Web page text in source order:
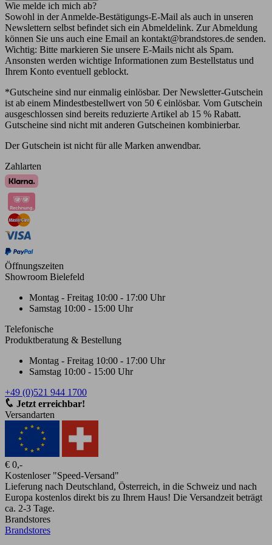
Wie melde ich mich ab?
Sowohl in der Anmelde-Bestätigungs-E-Mail als auch in unseren
Newslettern selbst befindet sich ein Abmeldelink. Zur Abmeldung
können Sie uns auch eine Email an kontakt@brandstores.de senden.
Wichtig: Bitte markieren Sie unsere E-Mails nicht als Spam.
Ansonsten werden wichtige Informationen zum Bestellstatus und
Ihrem Konto eventuell geblockt.
*Gutscheine sind nur einmalig einlösbar. Der Newsletter-Gutschein
ist ab einem Mindestbestellwert von 50 € einlösbar. Vom Gutschein
ausgeschlossen sind bereits reduzierte Artikel ab 15 % Rabatt.
Gutscheine sind nicht mit anderen Gutscheinen kombinierbar.
Der Gutschein ist nicht für alle Marken anwendbar.
Zahlarten
Öffnungszeiten
Showroom Bielefeld
Montag - Freitag 10:00 - 17:00 Uhr
Samstag 10:00 - 15:00 Uhr
Telefonische
Produktberatung & Bestellung
Montag - Freitag 10:00 - 17:00 Uhr
Samstag 10:00 - 15:00 Uhr
+49 (0)521 944 1700
Jetzt erreichbar!
Versandarten
€ 0,-
Kostenloser "Speed-Versand"
Lieferung nach Deutschland, Österreich, in die Schweiz und nach
Europa kostenlos direkt bis zu Ihrem Haus! Die Versandzeit beträgt
ca. 2-3 Tage.
Brandstores
Brandstores